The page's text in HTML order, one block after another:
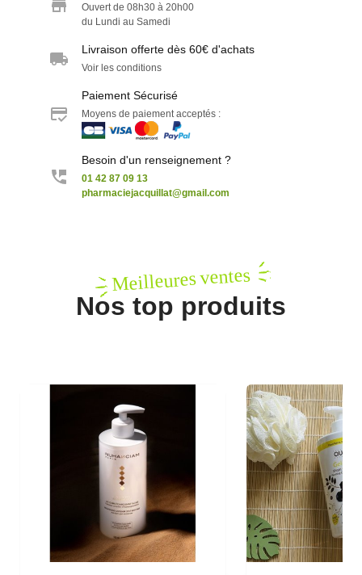
Ouvert de 08h30 à 20h00
du Lundi au Samedi
Livraison offerte dès 60€ d'achats
Voir les conditions
Paiement Sécurisé
Moyens de paiement acceptés :
Besoin d'un renseignement ?
01 42 87 09 13
pharmaciejacquillat@gmail.com
Meilleures ventes
Nos top produits